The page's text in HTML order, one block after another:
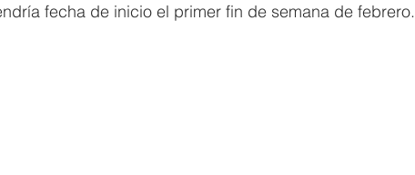
fecha de inicio el primer fin de semana de febrero.